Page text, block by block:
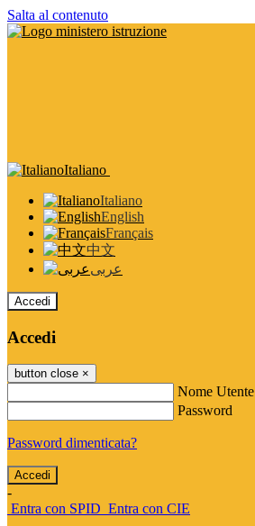
Salta al contenuto
Italiano
Italiano
English
Français
中文
عربى
Accedi
Accedi
button close ×
Nome Utente
Password
Password dimenticata?
-
Entra con SPID Entra con CIE